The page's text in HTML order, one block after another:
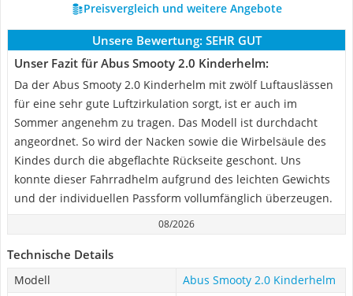
Preisvergleich und weitere Angebote
Unsere Bewertung: SEHR GUT
Unser Fazit für Abus Smooty 2.0 Kinderhelm:
Da der Abus Smooty 2.0 Kinderhelm mit zwölf Luftauslässen
für eine sehr gute Luftzirkulation sorgt, ist er auch im
Sommer angenehm zu tragen. Das Modell ist durchdacht
angeordnet. So wird der Nacken sowie die Wirbelsäule des
Kindes durch die abgeflachte Rückseite geschont. Uns
konnte dieser Fahrradhelm aufgrund des leichten Gewichts
und der individuellen Passform vollumfänglich überzeugen.
08/2026
Technische Details
Modell
Abus Smooty 2.0 Kinderhelm